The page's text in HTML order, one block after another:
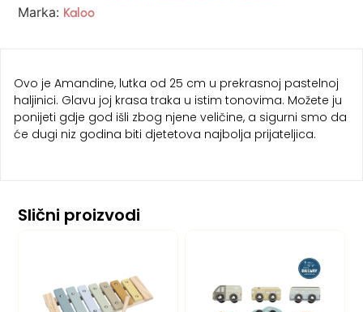
Marka: Kaloo
Ovo je Amandine, lutka od 25 cm u prekrasnoj pastelnoj
haljinici. Glavu joj krasa traka u istim tonovima. Možete ju
ponijeti gdje god išli zbog njene veličine, a sigurni smo da
će dugi niz godina biti djetetova najbolja prijateljica.
Slični proizvodi